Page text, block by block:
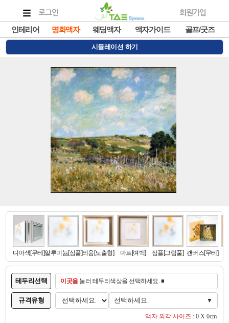
로그인 회원가입
인테리어 명화액자 웨딩액자 액자가이드 골프/굿즈
시뮬레이션 하기
테두리선택 이곳을눌러 테두리색상을 선택하세요. ■
규격유형 선택하세요. ▼
액자 외각 사이즈 : 0 X 0cm